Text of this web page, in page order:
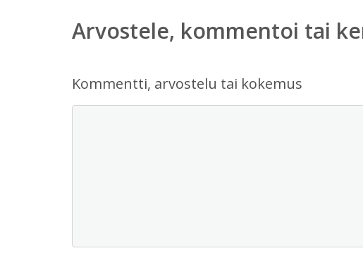
Arvostele, kommentoi tai
Kommentti, arvostelu tai kokemus